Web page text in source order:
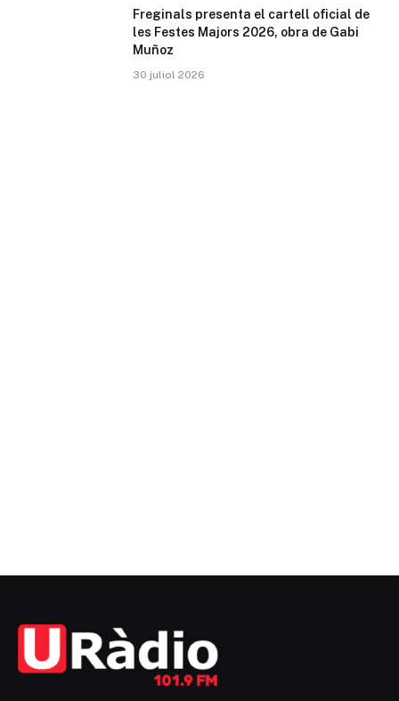
Freginals presenta el cartell oficial de
les Festes Majors 2026, obra de Gabi
Muñoz
30 juliol 2026